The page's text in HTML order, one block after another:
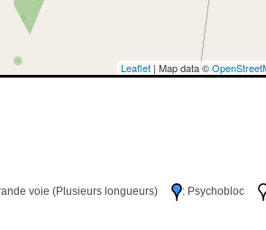
Leaflet| Map data ©
voie (Plusieurs longueurs) : Psychobloc